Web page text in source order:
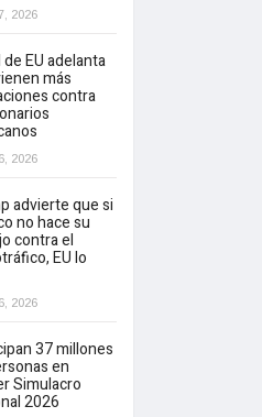
2026
de EU adelanta
más
contra
2026
advierte que si
no hace su
contra el
EU lo
2026
37 millones
en
Simulacro
2026